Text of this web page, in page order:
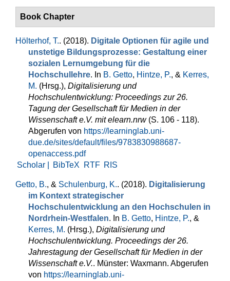
Book Chapter
Hölterhof, T.. (2018). Digitale Optionen für agile und
unstetige Bildungsprozesse: Gestaltung einer
sozialen Lernumgebung für die
Hochschullehre. In B. Getto, Hintze, P., & Kerres,
M. (Hrsg.), Digitalisierung und
Hochschulentwicklung: Proceedings zur 26.
Tagung der Gesellschaft für Medien in der
Wissenschaft e.V. mit elearn.nrw(S. 106 - 118).
Abgerufen von https://learninglab.uni-
due.de/sites/default/files/9783830988687-
openaccess.pdf
Scholar |
BibTeX RTF RIS
Getto, B., & Schulenburg, K.. (2018). Digitalisierung
im Kontext strategischer
Hochschulentwicklung an den Hochschulen in
Nordrhein-Westfalen. In B. Getto, Hintze, P., &
Kerres, M. (Hrsg.), Digitalisierung und
Hochschulentwicklung. Proceedings der 26.
Jahrestagung der Gesellschaft für Medien in der
Wissenschaft e.V.. Münster: Waxmann. Abgerufen
von https://learninglab.uni-